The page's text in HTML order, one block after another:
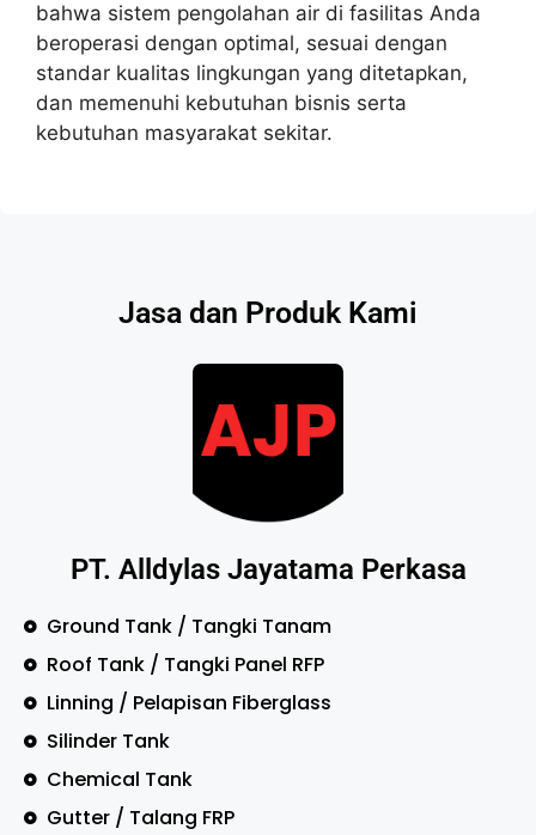
bahwa sistem pengolahan air di fasilitas Anda
beroperasi dengan optimal, sesuai dengan
standar kualitas lingkungan yang ditetapkan,
dan memenuhi kebutuhan bisnis serta
kebutuhan masyarakat sekitar.
Jasa dan Produk Kami
PT. Alldylas Jayatama Perkasa
Ground Tank / Tangki Tanam
Roof Tank / Tangki Panel RFP
Linning / Pelapisan Fiberglass
Silinder Tank
Chemical Tank
Gutter / Talang FRP